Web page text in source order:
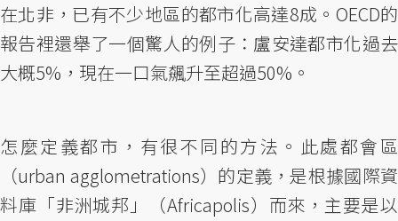
在北非，已有不少地區的都市化高達8成。OECD的
報告裡還舉了一個驚人的例子：盧安達都市化過去
大概5%，現在一口氣飆升至超過50%。
怎麼定義都市，有很不同的方法。此處都會區
（urban agglometrations）的定義，是根據國際資
料庫「非洲城邦」（Africapolis）而來，主要是以